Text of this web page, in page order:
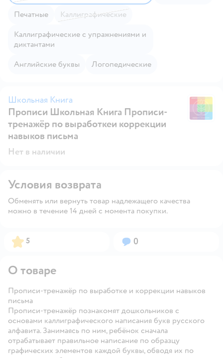
Печатные
Каллиграфические
Каллиграфические с упражнениями и
диктантами
Английские буквы
Логопедические
Школьная Книга
Прописи Школьная Книга Прописи-
тренажёр по выработкеи коррекции
навыков письма
Нет в наличии
Условия возврата
Обменять или вернуть товар надлежащего качества
можно в течение 14 дней с момента покупки.
Рейтинг:
5 Вопросов:
0
О товаре
Прописи-тренажёр по выработке и коррекции навыков
письма
Прописи-тренажёр познакомят дошкольников с
основами каллиграфического написания букв русского
алфавита. Занимаясь по ним, ребёнок сначала
отрабатывает правильное написание по образцу
графических элементов каждой буквы, обводя их по